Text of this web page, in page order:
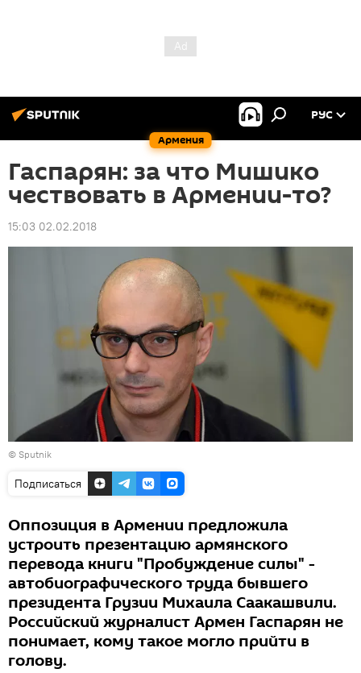
Армения
РУС
Гаспарян: за что Мишико
чествовать в Армении-то?
15:03 02.02.2018
© Sputnik
Подписаться
Оппозиция в Армении предложила
устроить презентацию армянского
перевода книги "Пробуждение силы" -
автобиографического труда бывшего
президента Грузии Михаила Саакашвили.
Российский журналист Армен Гаспарян не
понимает, кому такое могло прийти в
голову.